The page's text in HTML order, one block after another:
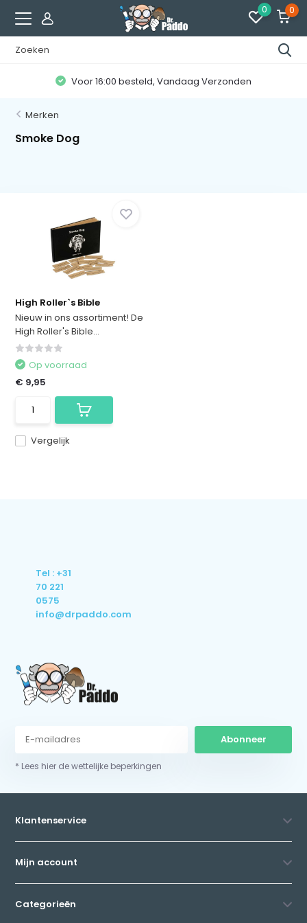
0 0
Voor 16:00 besteld, Vandaag Verzonden
Merken
Smoke Dog
High Roller`s Bible
Nieuw in ons assortiment! De
High Roller's Bible...
Vergelijk
Op voorraad
€ 9,95
Tel : +31
70 221
0575
info@drpaddo.com
Abonneer
* Lees hier de wettelijke beperkingen
Klantenservice
Mijn account
Categorieën